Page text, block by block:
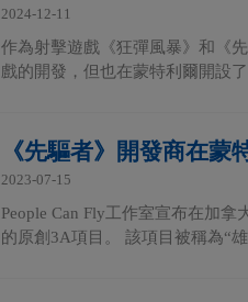
2024-12-11
作為射擊遊戲《狂彈風暴》和《
戲的開發，但也在蒙特利爾開設
《先驅者》開發商在蒙
2023-07-15
People Can Fly工作室宣布在加
的原創3A項目。 該項目被稱為“